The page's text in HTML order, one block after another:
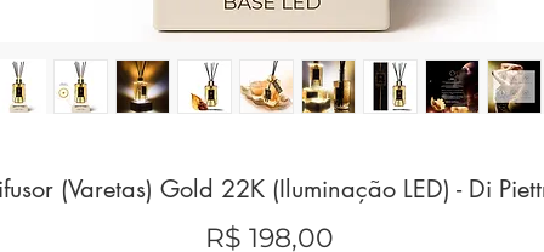
(Varetas) Gold 22K (Iluminação LED) - Di
R$ 198,00Preço